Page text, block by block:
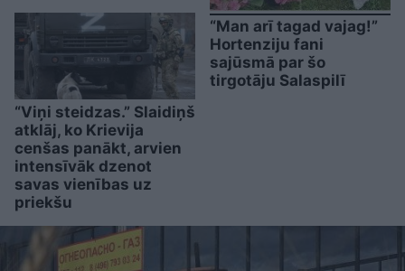
“Viņi steidzas.” Slaidiņš
atklāj, ko Krievija
cenšas panākt, arvien
intensīvāk dzenot
savas vienības uz
priekšu
“Man arī tagad vajag!”
Hortenziju fani
sajūsmā par šo
tirgotāju Salaspilī